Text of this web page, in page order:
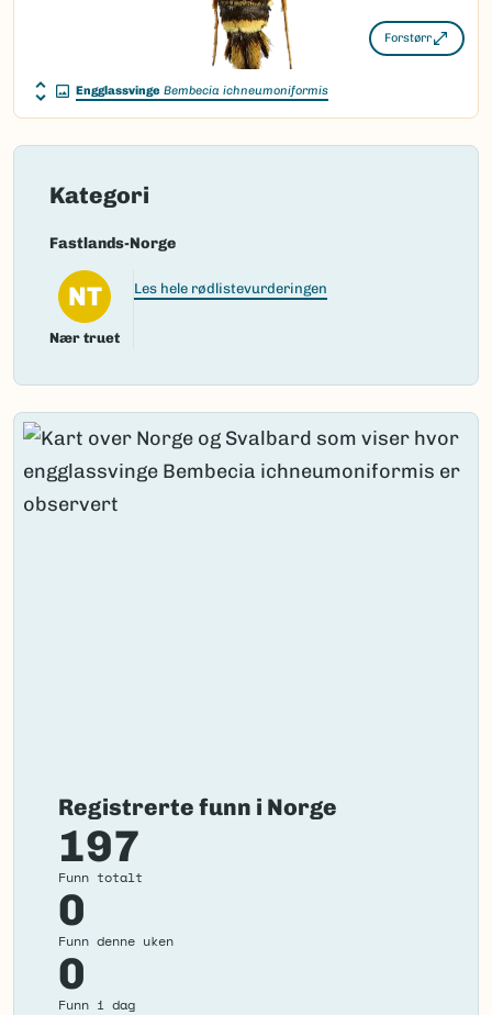
Forstørr
Engglassvinge Bembecia ichneumoniformis
Kategori
Fastlands-Norge
NT
Nær truet
Les hele rødlistevurderingen
Registrerte funn i Norge
197
Funn totalt
0
Funn denne uken
0
Funn i dag